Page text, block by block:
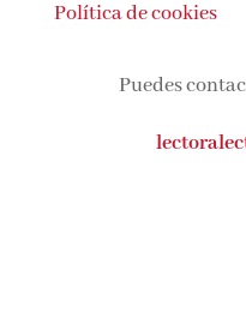
Política de cookies
Puedes